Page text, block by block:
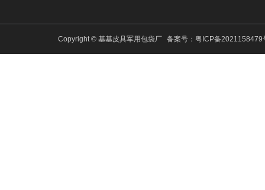
Copyright © 基基皮具军用包袋厂 备案号： 粤ICP备2021158479